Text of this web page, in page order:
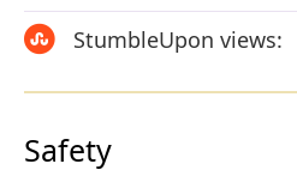
StumbleUpon views:
Safety